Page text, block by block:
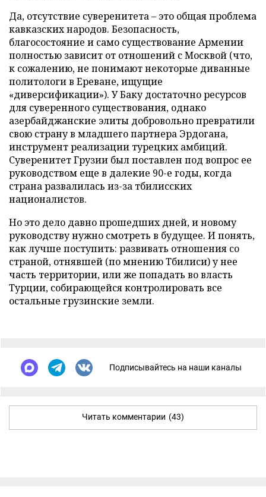
Да, отсутствие суверенитета – это общая проблема
кавказских народов. Безопасность,
благосостояние и само существование Армении
полностью зависит от отношений с Москвой (что,
к сожалению, не понимают некоторые диванные
политологи в Ереване, ищущие
«диверсификации»). У Баку достаточно ресурсов
для суверенного существования, однако
азербайджанские элиты добровольно превратили
свою страну в младшего партнера Эрдогана,
инструмент реализации турецких амбиций.
Суверенитет Грузии был поставлен под вопрос ее
руководством еще в далекие 90-е годы, когда
страна развалилась из-за тбилисских
националистов.
Но это дело давно прошедших дней, и новому
руководству нужно смотреть в будущее. И понять,
как лучше поступить: развивать отношения со
страной, отнявшей (по мнению Тбилиси) у нее
часть территории, или же попадать во власть
Турции, собирающейся контролировать все
остальные грузинские земли.
Подписывайтесь на наши каналы
Читать комментарии (43)